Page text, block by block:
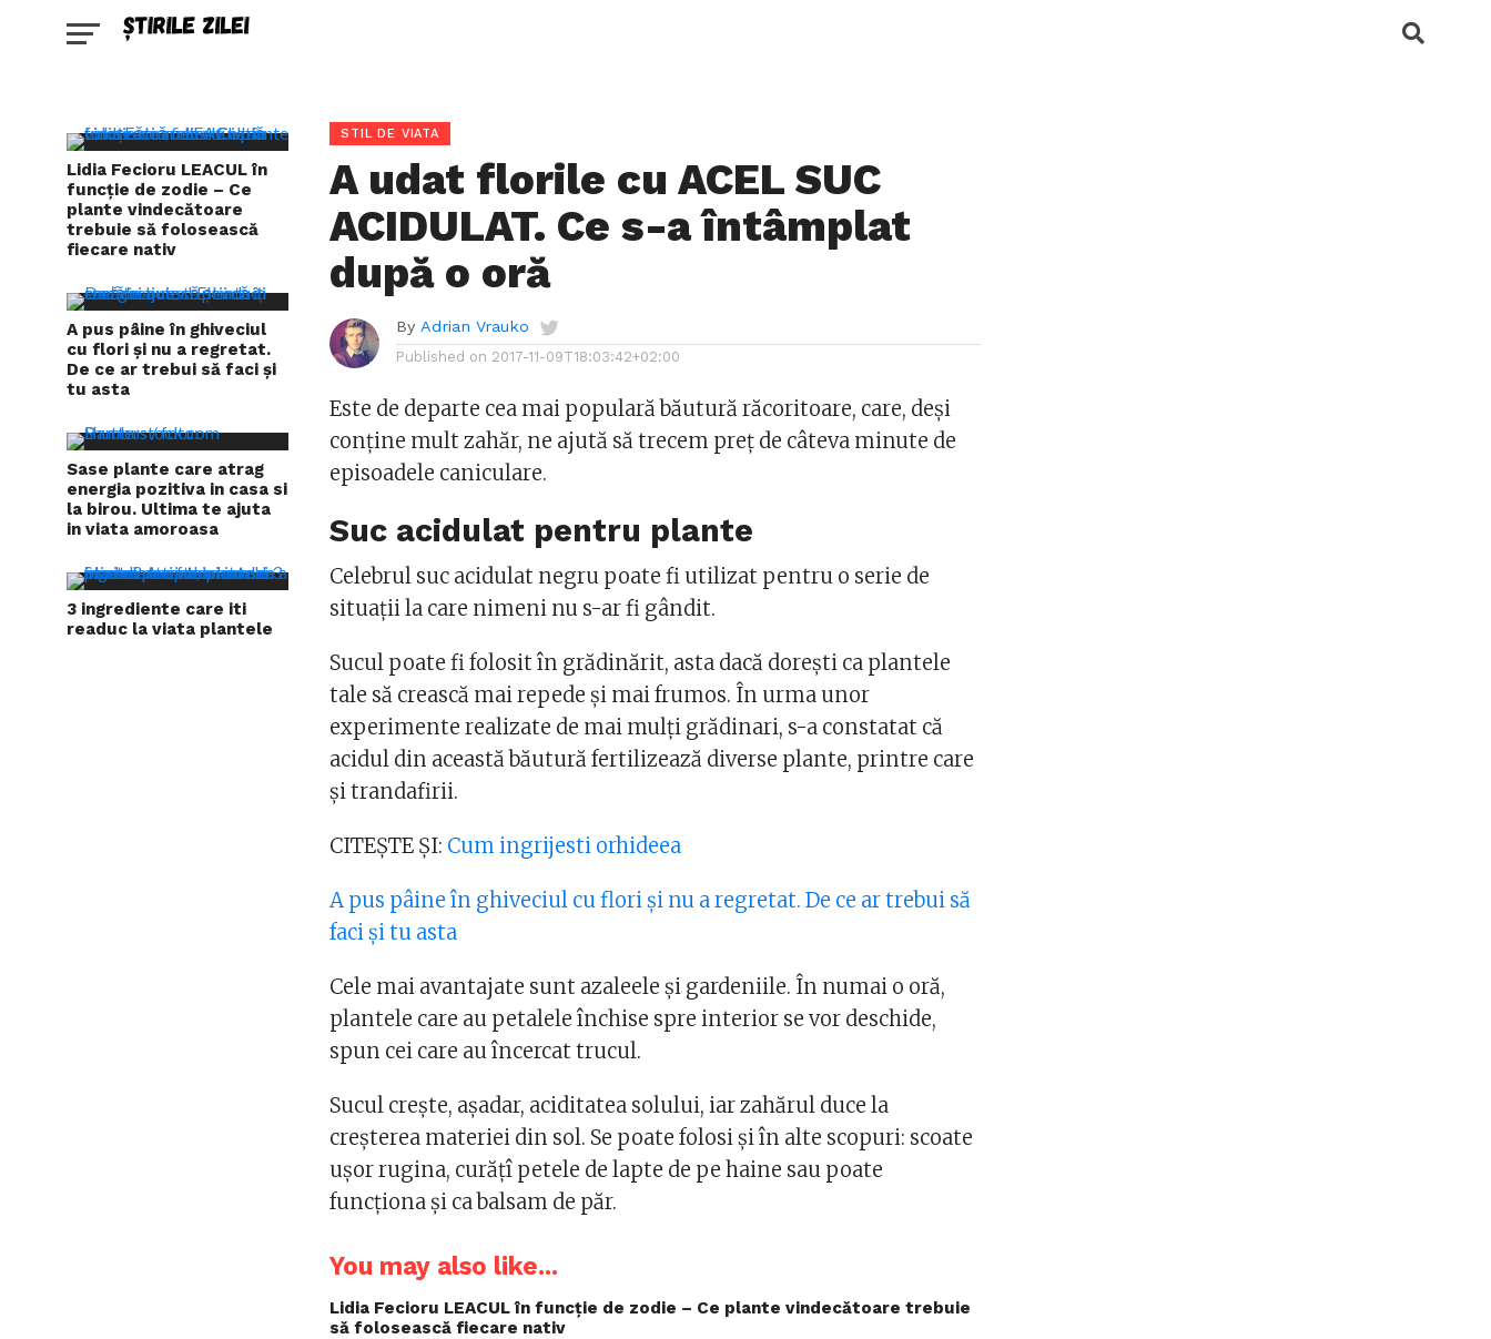
Lidia Fecioru LEACUL în
funcție de zodie – Ce
plante vindecătoare
trebuie să folosească
fiecare nativ
A pus pâine în ghiveciul
cu flori și nu a regretat.
De ce ar trebui să faci și
tu asta
Sase plante care atrag
energia pozitiva in casa si
la birou. Ultima te ajuta
in viata amoroasa
3 ingrediente care iti
readuc la viata plantele
STIL DE VIATA
A udat florile cu ACEL SUC
ACIDULAT. Ce s-a întâmplat
după o oră
By Adrian Vrauko
Published on 2017-11-09T18:03:42+02:00
Este de departe cea mai populară băutură răcoritoare, care, deși
conține mult zahăr, ne ajută să trecem preț de câteva minute de
episoadele caniculare.
Suc acidulat pentru plante
Celebrul suc acidulat negru poate fi utilizat pentru o serie de
situații la care nimeni nu s-ar fi gândit.
Sucul poate fi folosit în grădinărit, asta dacă dorești ca plantele
tale să crească mai repede și mai frumos. În urma unor
experimente realizate de mai mulți grădinari, s-a constatat că
acidul din această băutură fertilizează diverse plante, printre care
și trandafirii.
CITEȘTE ȘI: Cum ingrijesti orhideea
A pus pâine în ghiveciul cu flori și nu a regretat. De ce ar trebui să
faci și tu asta
Cele mai avantajate sunt azaleele și gardeniile. În numai o oră,
plantele care au petalele închise spre interior se vor deschide,
spun cei care au încercat trucul.
Sucul crește, așadar, aciditatea solului, iar zahărul duce la
creșterea materiei din sol. Se poate folosi și în alte scopuri: scoate
ușor rugina, curățî petele de lapte de pe haine sau poate
funcționa și ca balsam de păr.
You may also like...
Lidia Fecioru LEACUL în funcție de zodie – Ce plante vindecătoare trebuie
să folosească fiecare nativ